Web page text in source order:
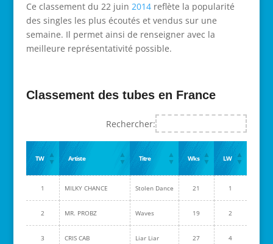
Ce classement du 22 juin 2014reflète la popularité
des singles les plus écoutés et vendus sur une
semaine. Il permet ainsi de renseigner avec la
meilleure représentativité possible.
Classement des tubes en France
Rechercher:
TW Artiste Titre Wks LW
1 MILKY CHANCE Stolen Dance 21 1
2 MR. PROBZ Waves 19 2
3 CRIS CAB Liar Liar 27 4